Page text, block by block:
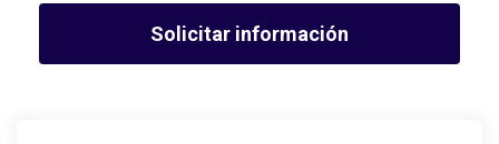
Solicitar información